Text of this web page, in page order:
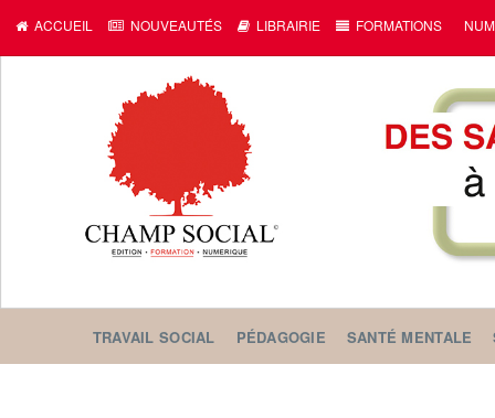
ACCUEIL NOUVEAUTÉS LIBRAIRIE FORMATIONS
TRAVAIL SOCIAL PÉDAGOGIE SANTÉ MENTALE